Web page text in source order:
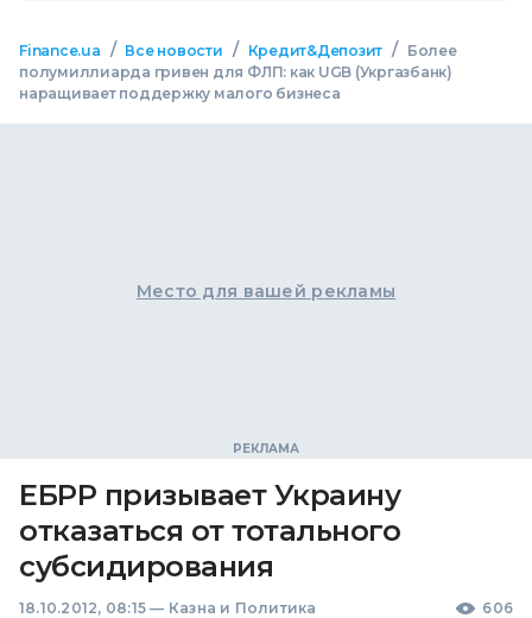
Finance.ua / Все новости / Кредит&Депозит /
Более
полумиллиарда гривен для ФЛП: как UGB (Укргазбанк)
наращивает поддержку малого бизнеса
Место для вашей рекламы
ЕБРР призывает Украину
отказаться от тотального
субсидирования
18.10.2012, 08:15 — Казна и Политика 606